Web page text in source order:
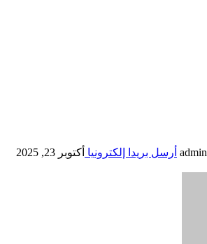
admin أرسل بريدا إلكترونيا أكتوبر 23, 2025